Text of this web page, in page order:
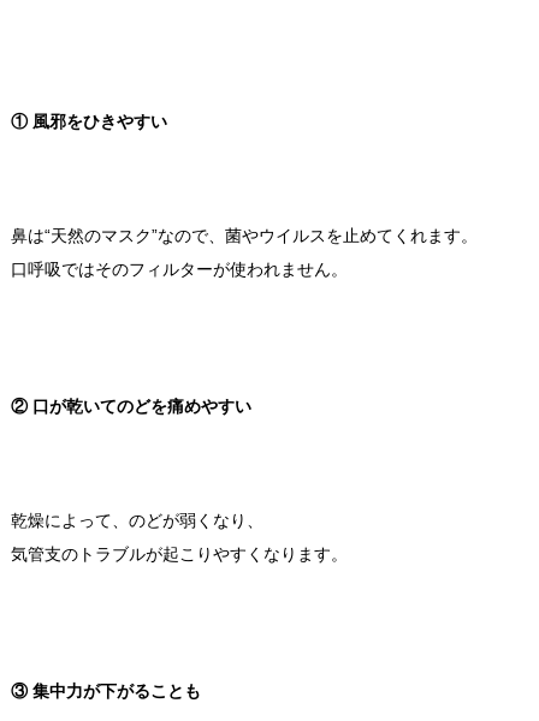
① 風邪をひきやすい
鼻は“天然のマスク”なので、菌やウイルスを止めてくれます。
口呼吸ではそのフィルターが使われません。
② 口が乾いてのどを痛めやすい
乾燥によって、のどが弱くなり、
気管支のトラブルが起こりやすくなります。
③ 集中力が下がることも